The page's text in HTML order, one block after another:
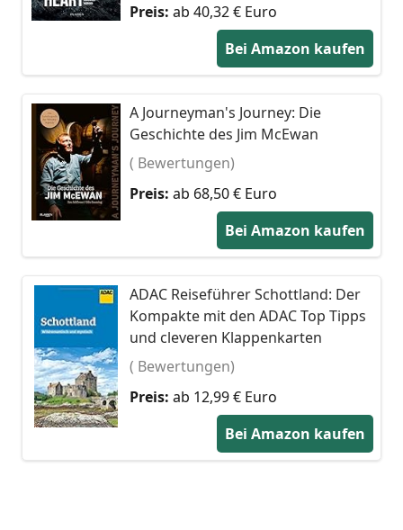
Preis: ab 40,32 € Euro
Bei Amazon kaufen
A Journeyman's Journey: Die
Geschichte des Jim McEwan
( Bewertungen)
Preis: ab 68,50 € Euro
Bei Amazon kaufen
ADAC Reiseführer Schottland: Der
Kompakte mit den ADAC Top Tipps
und cleveren Klappenkarten
( Bewertungen)
Preis: ab 12,99 € Euro
Bei Amazon kaufen